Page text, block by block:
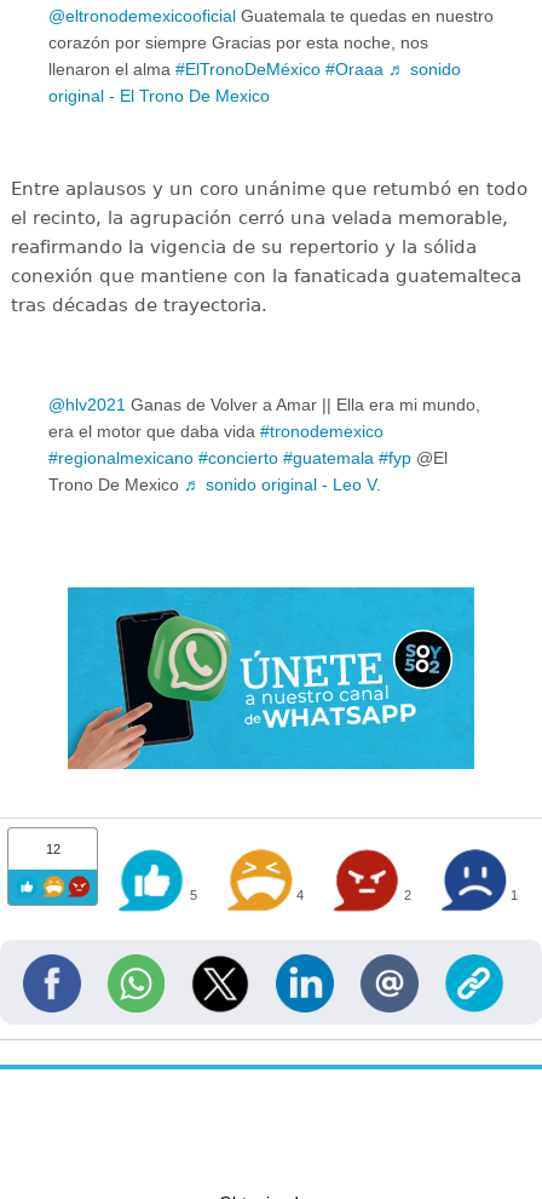
@eltronodemexicooficial Guatemala te quedas en nuestro
corazón por siempre Gracias por esta noche, nos
llenaron el alma #ElTronoDeMéxico #Oraaa ♬ sonido
original - El Trono De Mexico
Entre aplausos y un coro unánime que retumbó en todo
el recinto, la agrupación cerró una velada memorable,
reafirmando la vigencia de su repertorio y la sólida
conexión que mantiene con la fanaticada guatemalteca
tras décadas de trayectoria.
@hlv2021 Ganas de Volver a Amar || Ella era mi mundo,
era el motor que daba vida #tronodemexico
#regionalmexicano #concierto #guatemala #fyp @El
Trono De Mexico ♬ sonido original - Leo V.
12
5 4 2 1